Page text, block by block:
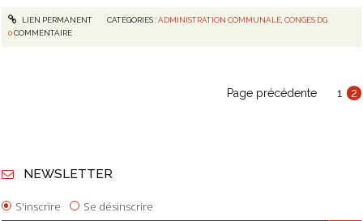
LIEN PERMANENT CATÉGORIES :ADMINISTRATION COMMUNALE, CONGÉS DG
0COMMENTAIRE
Page précédente 1 2
NEWSLETTER
S'inscrire Se désinscrire